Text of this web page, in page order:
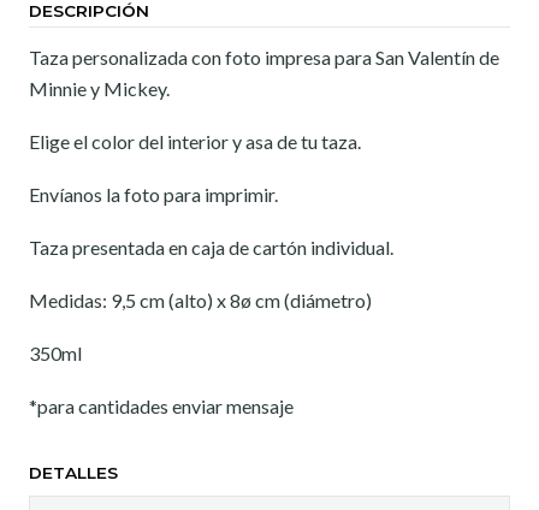
DESCRIPCIÓN
Taza personalizada con foto impresa para San Valentín de
Minnie y Mickey.
Elige el color del interior y asa de tu taza.
Envíanos la foto para imprimir.
Taza presentada en caja de cartón individual.
Medidas: 9,5 cm (alto) x 8ø cm (diámetro)
350ml
*para cantidades enviar mensaje
DETALLES